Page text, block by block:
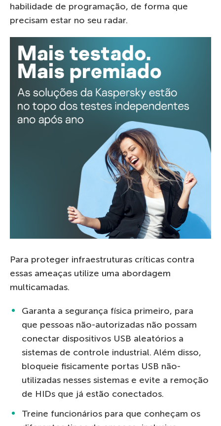
habilidade de programação, de forma que
precisam estar no seu radar.
Para proteger infraestruturas críticas contra
essas ameaças utilize uma abordagem
multicamadas.
Garanta a segurança física primeiro, para
que pessoas não-autorizadas não possam
conectar dispositivos USB aleatórios a
sistemas de controle industrial. Além disso,
bloqueie fisicamente portas USB não-
utilizadas nesses sistemas e evite a remoção
de HIDs que já estão conectados.
Treine funcionários para que conheçam os